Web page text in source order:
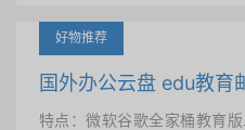
好物推荐
国外办公云盘 edu教育
特点：微软谷歌全家桶教育